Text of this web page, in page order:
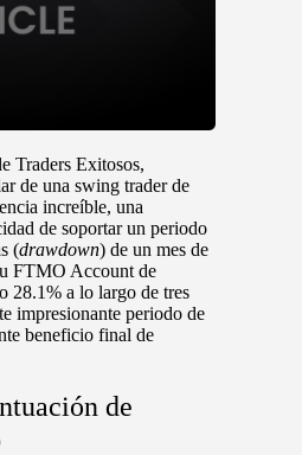
Traders Exitosos,
de una swing trader de
increíble, una
de soportar un periodo
(drawdown) de un mes de
FTMO Account de
28.1% a lo largo de tres
impresionante periodo de
beneficio final de
de